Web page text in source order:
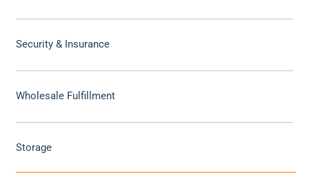
Security & Insurance
Wholesale Fulfillment
Storage